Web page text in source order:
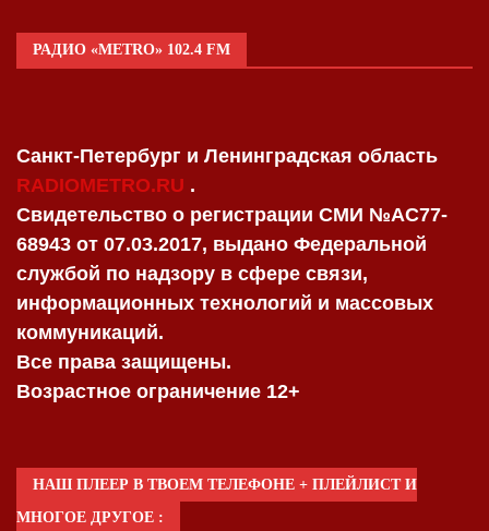
РАДИО «METRO» 102.4 FM
Санкт-Петербург и Ленинградская область
RADIOMETRO.RU .
Свидетельство о регистрации СМИ №AC77-
68943 от 07.03.2017, выдано Федеральной
службой по надзору в сфере связи,
информационных технологий и массовых
коммуникаций.
Все права защищены.
Возрастное ограничение 12+
НАШ ПЛЕЕР В ТВОЕМ ТЕЛЕФОНЕ + ПЛЕЙЛИСТ И
МНОГОЕ ДРУГОЕ :